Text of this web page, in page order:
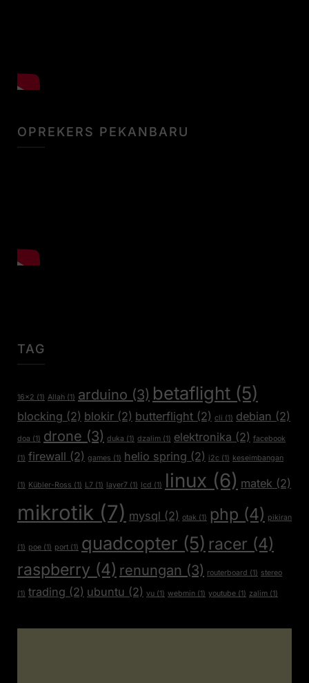
OPREKERS PEKANBARU
TAG
16x2 (1) Allah (1) arduino (3) betaflight (5)
blocking (2) blokir (2) butterflight (2) cli (1) debian (2)
doa (1) drone (3) duka (1) dzalim (1) elektronika (2) facebook
(1) firewall (2) games (1) helio spring (2) i2c (1) keseimbangan
(1) Kübler-Ross (1) L7 (1) layer7 (1) lcd (1) linux (6) matek (2)
mikrotik (7) mysql (2) otak (1) php (4) pikiran
(1) poe (1) port (1) quadcopter (5) racer (4)
raspberry (4) renungan (3) routerboard (1) stereo
(1) trading (2) ubuntu (2) vu (1) webmin (1) youtube (1) zalim (1)